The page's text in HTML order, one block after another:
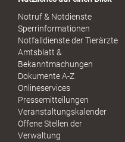
x
Notruf & Notdienste
Sperrinformationen
Notfalldienste der Tierärzte
Amtsblatt &
Bekanntmachungen
Dokumente A-Z
Onlineservices
Pressemitteilungen
Veranstaltungskalender
Offene Stellen der
Verwaltung